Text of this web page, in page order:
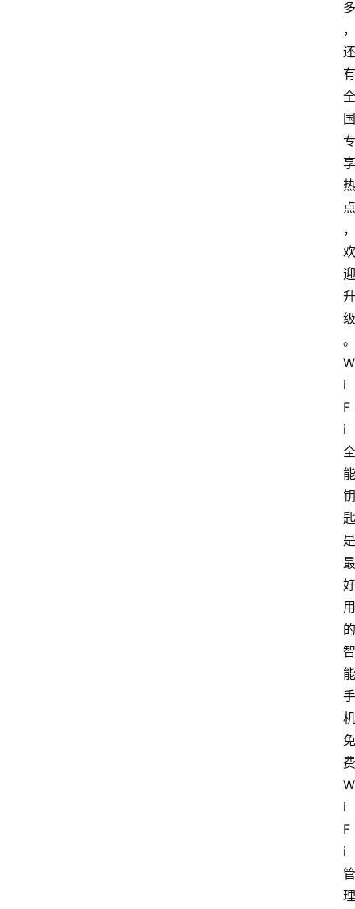
多
，
还
有
全
国
专
享
热
点
，
欢
迎
升
级
。
W
i
F
i
全
能
钥
匙
是
最
好
用
的
智
能
手
机
免
费
W
i
F
i
管
理